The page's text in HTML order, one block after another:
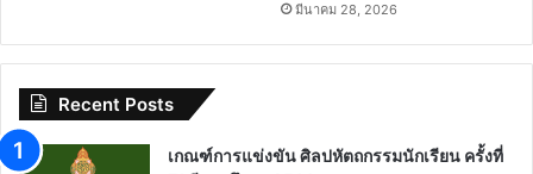
มีนาคม 28, 2026
Recent Posts
เกณฑ์การแข่งขัน ศิลปหัตถกรรมนักเรียน ครั้งที่